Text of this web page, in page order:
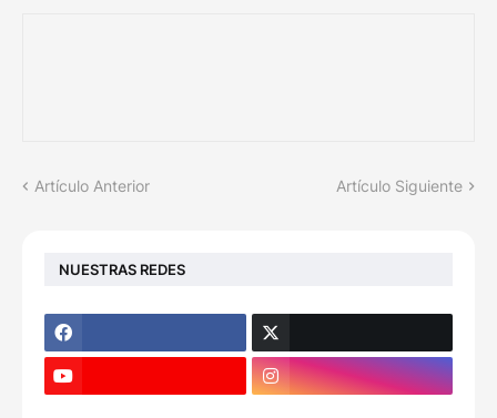
Artículo Anterior Artículo Siguiente
NUESTRAS REDES